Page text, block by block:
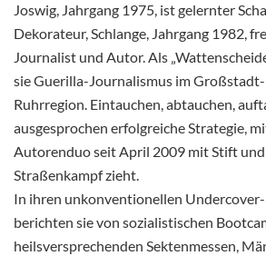
Joswig, Jahrgang 1975, ist gelernter
Dekorateur, Schlange, Jahrgang 1982,
Journalist und Autor. Als
sie Guerilla-Journalismus im
Ruhrregion. Eintauchen, abtauchen,
ausgesprochen erfolgreiche Strategie,
Autorenduo seit April 2009 mit Stift
Straßenkampf zieht.
In ihren unkonventionellen
berichten sie von sozialistischen
heilsversprechenden Sektenmessen,